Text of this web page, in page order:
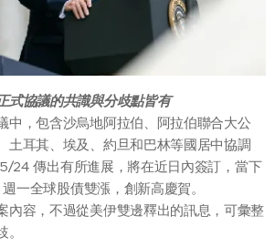
式協議的共識與分歧點皆有
中，包含沙烏地阿拉伯、阿拉伯聯合大公
土耳其、埃及、約旦和巴林等國居中協調
24 傳出有所進展，將在近日內簽訂，當下
一全球股債雙漲，創新高慶賀。
內容，不過從美伊雙邊釋出的訊息，可彙整